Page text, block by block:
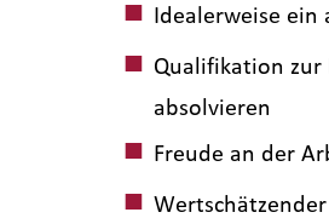
Idealerweise ein
Qualifikation zur
absolvieren
Freude an der